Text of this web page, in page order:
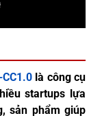
là công cụ
startups lựa
sản phẩm giúp